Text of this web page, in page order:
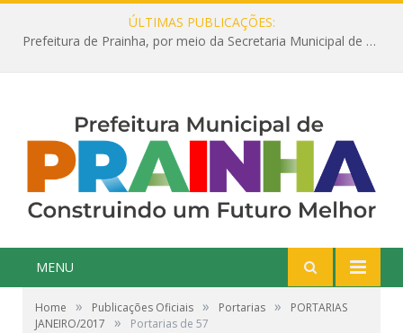
ÚLTIMAS PUBLICAÇÕES:
Prefeitura de Prainha, por meio da Secretaria Municipal de Educação, abre 354 vagas na área da Educação para 2025 com processo seletivo simplificado
MENU
Home » Publicações Oficiais » Portarias »
PORTARIAS
JANEIRO/2017
» Portarias de 57